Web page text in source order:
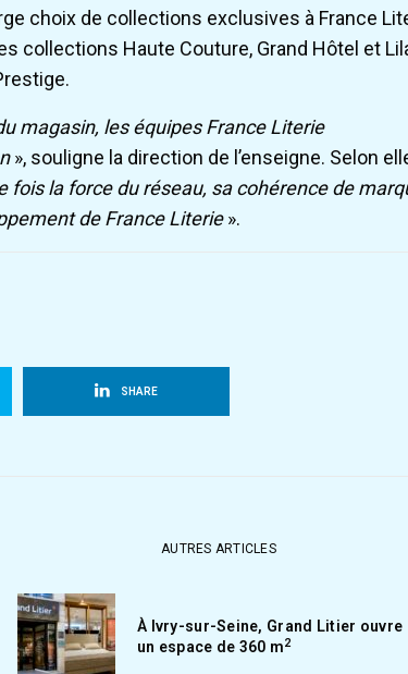
choix de collections exclusives à France
collections Haute Couture, Grand Hôtel et
magasin, les équipes France Literie
», souligne la direction de l’enseigne. Selon
fois la force du réseau, sa cohérence de
de France Literie».
SHARE
AUTRES ARTICLES
À Ivry-sur-Seine, Grand Litier ouvre
un espace de 360 m2